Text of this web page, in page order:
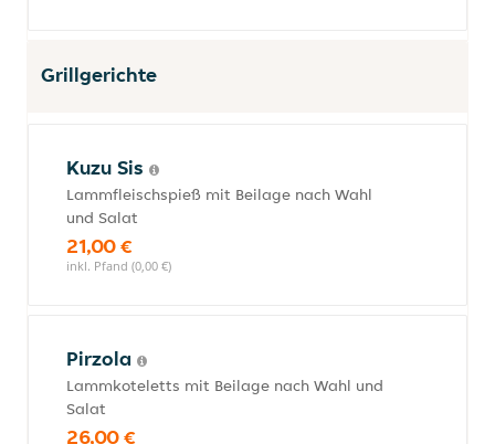
Grillgerichte
Kuzu Sis
Lammfleischspieß mit Beilage nach Wahl
und Salat
21,00 €
inkl. Pfand (0,00 €)
Pirzola
Lammkoteletts mit Beilage nach Wahl und
Salat
26,00 €